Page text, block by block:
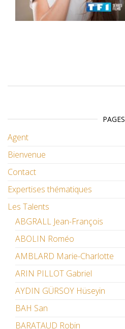
PAGES
Agent
Bienvenue
Contact
Expertises thématiques
Les Talents
ABGRALL Jean-François
ABOLIN Roméo
AMBLARD Marie-Charlotte
ARIN PILLOT Gabriel
AYDIN GÜRSOY Hüseyin
BAH San
BARATAUD Robin